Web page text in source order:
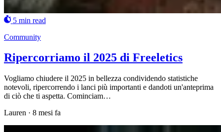
5 min read
Community
Ripercorriamo il 2025 di Freeletics
Vogliamo chiudere il 2025 in bellezza condividendo statistiche
notevoli, ripercorrendo i lanci più importanti e dandoti un'anteprima
di ciò che ti aspetta. Cominciam…
Lauren · 8 mesi fa